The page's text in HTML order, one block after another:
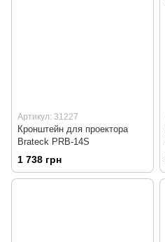
Артикул: 31227
Кронштейн для проектора
Brateck PRB-14S
1 738 грн